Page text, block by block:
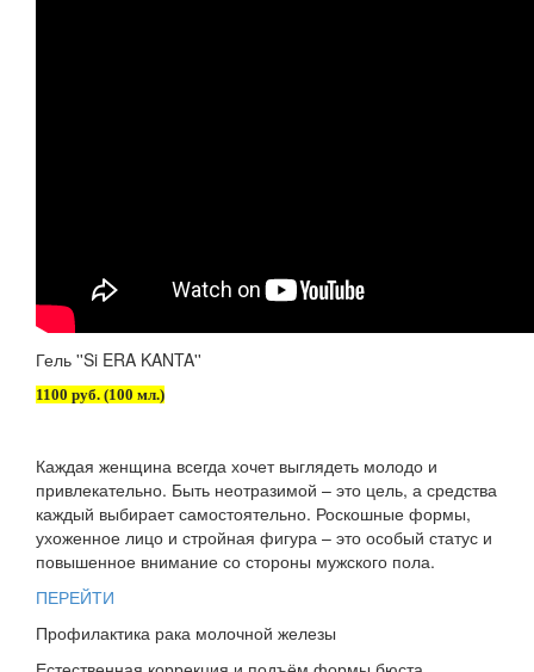
Гель ''Si ERA KANTA''
1100 руб. (100 мл.)
Каждая женщина всегда хочет выглядеть молодо и
привлекательно. Быть неотразимой – это цель, а средства
каждый выбирает самостоятельно. Роскошные формы,
ухоженное лицо и стройная фигура – это особый статус и
повышенное внимание со стороны мужского пола.
ПЕРЕЙТИ
Профилактика рака молочной железы